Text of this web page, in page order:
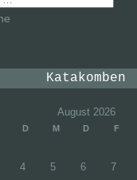
Katakomben
August 2026
D M D F
4 5 6 7